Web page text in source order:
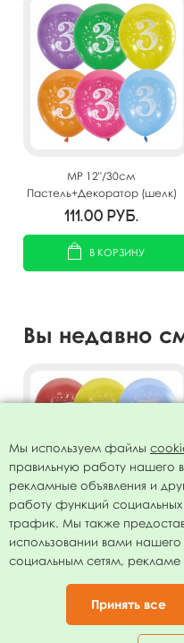
MP 12"/30см
Пастель+Декоратор (шелк)
спец. ассорти 2 ст. рис
111.00 руб.
В КОРЗИНУ
Вы недавно
Воздушные шары
Пастель+Декоратор (шелк)
ассорти 2 ст. рис. Цифра
Семь 10шт 12"/30см
89.00руб.
Мы используем файлы
правильную работу нашего
рекламные объявления и
работу функций социальных
трафик. Мы также
использовании вами
социальным сетям,
Принять все